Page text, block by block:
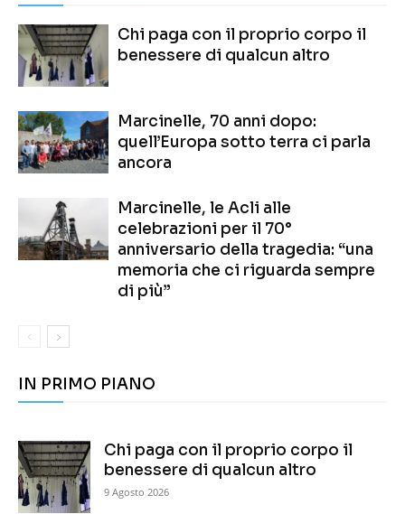
Chi paga con il proprio corpo il
benessere di qualcun altro
Marcinelle, 70 anni dopo:
quell’Europa sotto terra ci parla
ancora
Marcinelle, le Acli alle
celebrazioni per il 70°
anniversario della tragedia: “una
memoria che ci riguarda sempre
di più”
IN PRIMO PIANO
Chi paga con il proprio corpo il
benessere di qualcun altro
9 Agosto 2026